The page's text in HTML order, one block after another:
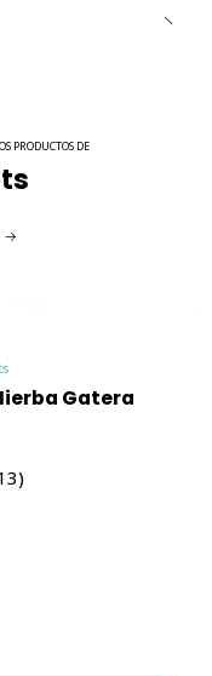
PRODUCTOS DE
Gatera